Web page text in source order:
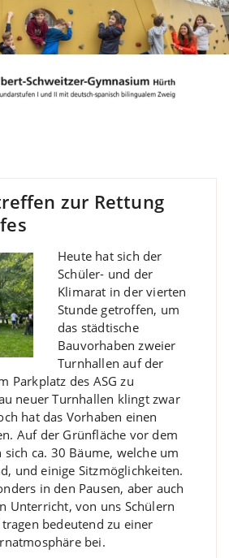
zur Rettung
Heute hat sich der
Schüler- und der
Klimarat in der vierten
Stunde getroffen, um
das städtische
Bauvorhaben zweier
Turnhallen auf der
Parkplatz des ASG zu
neuer Turnhallen klingt zwar
hat das Vorhaben einen
Auf der Grünfläche vor dem
ca. 30 Bäume, welche um
und einige Sitzmöglichkeiten.
in den Pausen, aber auch
Unterricht, von uns Schülern
bedeutend zu einer
bei.